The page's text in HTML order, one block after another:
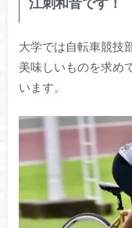
大学では自転車競技
美味しいものを求め
います。